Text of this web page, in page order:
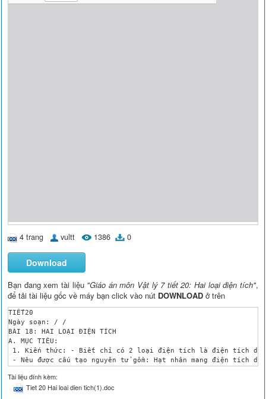
4 trang vultt 1386 0
Download
Bạn đang xem tài liệu "Giáo án môn Vật lý 7 tiết 20: Hai loại điện tích",
để tải tài liệu gốc về máy bạn click vào nút DOWNLOAD ở trên
TIẾT20
Ngày soạn: / /
BÀI 18: HAI LOẠI ĐIỆN TÍCH
A. MỤC TIÊU:
1. Kiến thức: - Biết chỉ có 2 loại điện tích là điện tích
- Nêu được cấu tạo nguyên tử gồm: Hạt nhân mang điện tích
- Biết vật mang điện âm nhận thêm êlectrôn, vật mang điện
2. Kĩ năng: Làm được các thí nghiệm trong bài học và rút ra
3. Thái độ: Có ý thức vận dụng kiến thức vào cuộc sống
Tài liệu đính kèm:
Tiet 20 Hai loai dien tich(1).doc